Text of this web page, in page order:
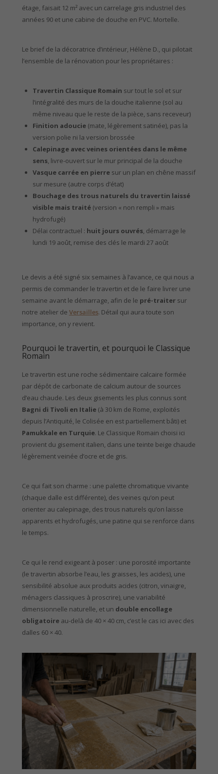
étage, faisait 12 m² avec un carrelage gris industriel des
années 90 et une cabine de douche en PVC. Mortelle.
Le brief de la décoratrice d’intérieur, Hélène D., qui pilotait
l’ensemble de la rénovation pour les propriétaires :
Travertin Classique Romain sur tout le sol et sur
l’intégralité des murs de la douche italienne (sol au
même niveau que le reste de la pièce, sans receveur)
Finition adoucie(mate, légèrement satinée), pas la
version polie ni la version brossée
Calepinage avec veines orientées dans le même
sens, livre-ouvert sur le mur principal de la douche
Vasque carrée en pierresur un plan en chêne massif
sur mesure (autre corps d’état)
Bouchage des trous naturels du travertin laissé
visible mais traité(version « non rempli » mais
hydrofugé)
Délai contractuel : huit jours ouvrés, démarrage le
lundi 19 août, remise des clés le mardi 27 août
Le devis a été signé six semaines à l’avance, ce qui nous a
permis de commander le travertin et de le faire livrer une
semaine avant le démarrage, afin de le pré-traitersur
notre atelier de Versailles. Détail qui aura toute son
importance, on y revient.
Pourquoi le travertin, et pourquoi le Classique
Romain
Le travertin est une roche sédimentaire calcaire formée
par dépôt de carbonate de calcium autour de sources
d’eau chaude. Les deux gisements les plus connus sont
Bagni di Tivoli en Italie(à 30 km de Rome, exploités
depuis l’Antiquité, le Colisée en est partiellement bâti) et
Pamukkale en Turquie. Le Classique Romain choisi ici
provient du gisement italien, dans une teinte beige chaude
légèrement veinée d’ocre et de gris.
Ce qui fait son charme : une palette chromatique vivante
(chaque dalle est différente), des veines qu’on peut
orienter au calepinage, des trous naturels qu’on laisse
apparents et hydrofugés, une patine qui se renforce dans
le temps.
Ce qui le rend exigeant à poser : une porosité importante
(le travertin absorbe l’eau, les graisses, les acides), une
sensibilité absolue aux produits acides (citron, vinaigre,
ménagers classiques à proscrire), une variabilité
dimensionnelle naturelle, et un double encollage
obligatoireau-delà de 40 × 40 cm, c’est le cas ici avec des
dalles 60 × 40.